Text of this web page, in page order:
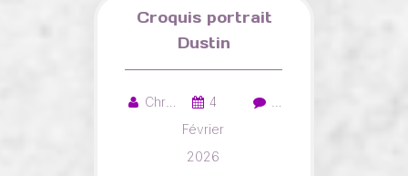
Croquis portrait
Dustin
Christelle
4
Février
2026